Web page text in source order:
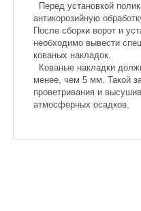
Перед установкой
антикорозийную
После сборки ворот и
необходимо вывести
кованых накладок.
Кованые накладки
менее, чем 5 мм. Такой
проветривания и
атмосферных осадков.